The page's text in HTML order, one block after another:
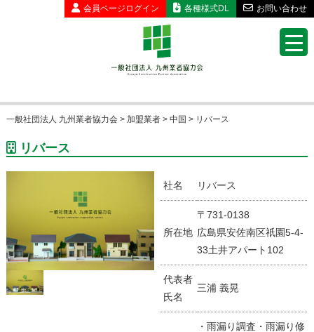
会員ページ ログイン 各種様式DL お問い合わせ
一般社団法人 九州業者協力会> 加盟業者> 中国 > リバース
リバース
社名 リバース
所在地
〒731-0138
広島県安佐南区祇園5-4-
33土井アパート102
代表者
氏名
三浦 義晃
・雨漏り調査・雨漏り修